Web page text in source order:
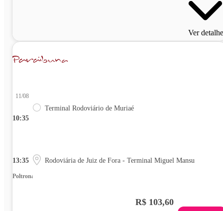
Ver
10:35
11/08
Terminal Rodoviário de Muriaé
13:35 Rodoviária de Juiz de Fora - Terminal Miguel Mansu
Poltrona
R$ 103,60